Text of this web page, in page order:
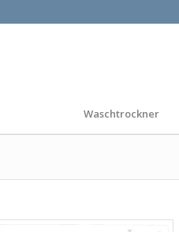
Waschtrockner